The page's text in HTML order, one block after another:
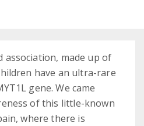
association, made up of
have an ultra-rare
gene. We came
of this little-known
where there is